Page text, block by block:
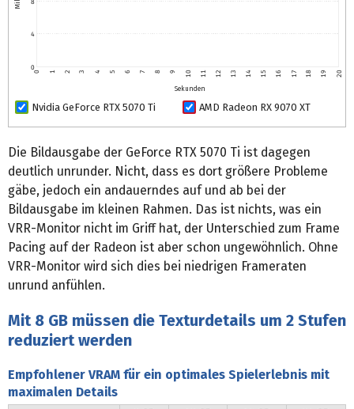
0
4
0 1 2 3 4 5 6 7 8 9 10 11 12 13 14 15 16 17 18 19 20
Sekunden
Nvidia GeForce RTX 5070 Ti AMD Radeon RX 9070 XT
Die Bildausgabe der GeForce RTX 5070 Ti ist dagegen
deutlich unrunder. Nicht, dass es dort größere Probleme
gäbe, jedoch ein andauerndes auf und ab bei der
Bildausgabe im kleinen Rahmen. Das ist nichts, was ein
VRR-Monitor nicht im Griff hat, der Unterschied zum Frame
Pacing auf der Radeon ist aber schon ungewöhnlich. Ohne
VRR-Monitor wird sich dies bei niedrigen Frameraten
unrund anfühlen.
Mit 8 GB müssen die Texturdetails um 2 Stufen
reduziert werden
Empfohlener VRAM für ein optimales Spielerlebnis mit
maximalen Details